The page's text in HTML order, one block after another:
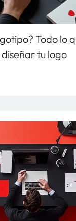
Todo lo
tu logo